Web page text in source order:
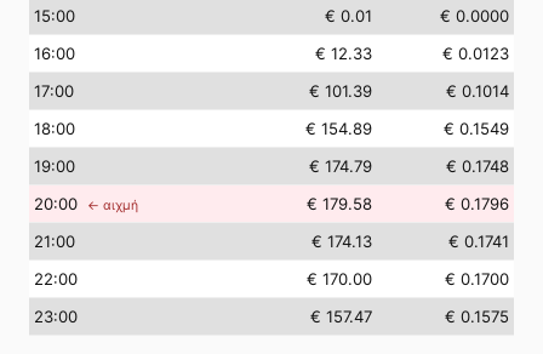
15:00 € 0.01
€ 0.0000
16:00 € 12.33
€ 0.0123
17:00 € 101.39
€ 0.1014
18:00 € 154.89
€ 0.1549
19:00 € 174.79
€ 0.1748
20:00 ← αιχμή € 179.58
€ 0.1796
21:00 € 174.13
€ 0.1741
22:00 € 170.00
€ 0.1700
23:00 € 157.47 € 0.1575